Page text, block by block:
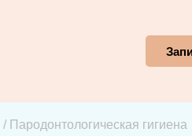
/ Пародонтологическая гигиена